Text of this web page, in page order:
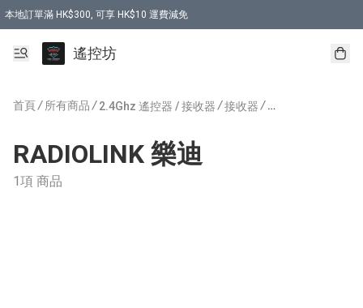
本地訂單滿 HK$300, 可享 HK$10 運費減免
購買 7.6V 6500mah 70C 電池 送 7.6V USB充電器
遙控坊
首頁/ 所有商品 / 2.4Ghz 遙控器 / 接收器 /接收器 / RADIOLINK 樂迪
RADIOLINK 樂迪
1項 商品